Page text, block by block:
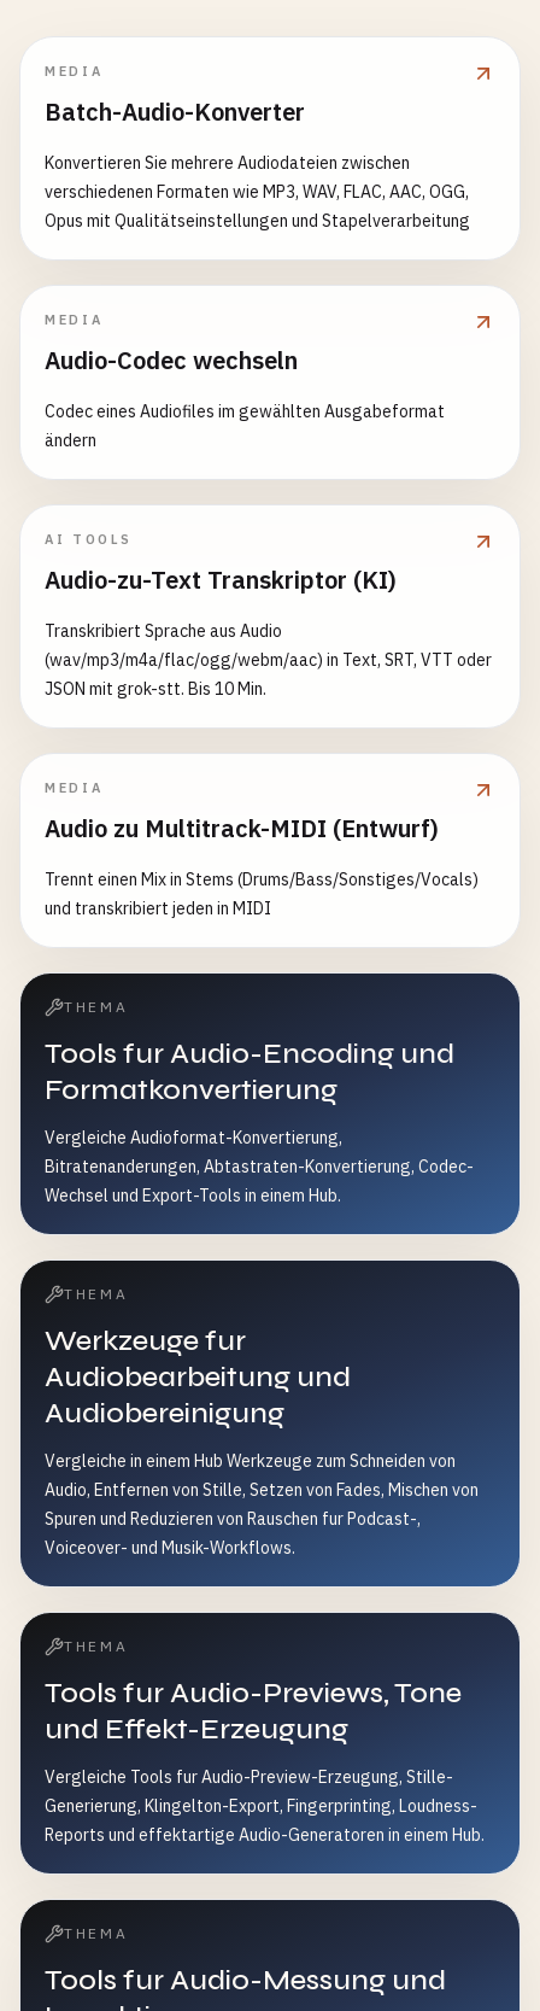
MEDIA
Batch-Audio-Konverter
Konvertieren Sie mehrere Audiodateien zwischen
verschiedenen Formaten wie MP3, WAV, FLAC, AAC, OGG,
Opus mit Qualitätseinstellungen und Stapelverarbeitung
MEDIA
Audio-Codec wechseln
Codec eines Audiofiles im gewählten Ausgabeformat
ändern
AI TOOLS
Audio-zu-Text Transkriptor (KI)
Transkribiert Sprache aus Audio
(wav/mp3/m4a/flac/ogg/webm/aac) in Text, SRT, VTT oder
JSON mit grok-stt. Bis 10 Min.
MEDIA
Audio zu Multitrack-MIDI (Entwurf)
Trennt einen Mix in Stems (Drums/Bass/Sonstiges/Vocals)
und transkribiert jeden in MIDI
THEMA
Tools fur Audio-Encoding und
Formatkonvertierung
Vergleiche Audioformat-Konvertierung,
Bitratenanderungen, Abtastraten-Konvertierung, Codec-
Wechsel und Export-Tools in einem Hub.
THEMA
Werkzeuge fur
Audiobearbeitung und
Audiobereinigung
Vergleiche in einem Hub Werkzeuge zum Schneiden von
Audio, Entfernen von Stille, Setzen von Fades, Mischen von
Spuren und Reduzieren von Rauschen fur Podcast-,
Voiceover- und Musik-Workflows.
THEMA
Tools fur Audio-Previews, Tone
und Effekt-Erzeugung
Vergleiche Tools fur Audio-Preview-Erzeugung, Stille-
Generierung, Klingelton-Export, Fingerprinting, Loudness-
Reports und effektartige Audio-Generatoren in einem Hub.
THEMA
Tools fur Audio-Messung und